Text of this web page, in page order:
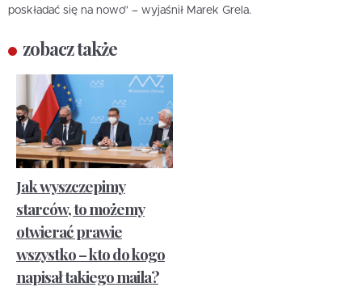
poskładać się na nowo” – wyjaśnił Marek Grela.
zobacz także
Jak wyszczepimy
starców, to możemy
otwierać prawie
wszystko – kto do kogo
napisał takiego maila?